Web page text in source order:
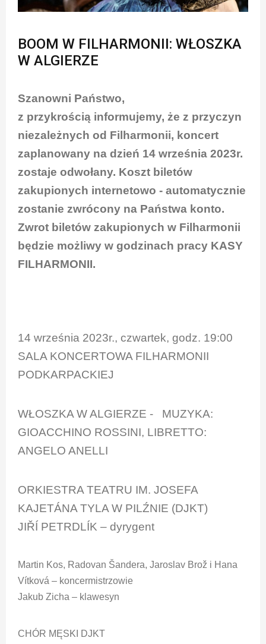
BOOM W FILHARMONII: WŁOSZKA
W ALGIERZE
Szanowni Państwo,
z przykrością informujemy, że z przyczyn
niezależnych od Filharmonii, koncert
zaplanowany na dzień 14 września 2023r.
zostaje odwołany. Koszt biletów
zakupionych internetowo - automatycznie
zostanie zwrócony na Państwa konto.
Zwrot biletów zakupionych w Filharmonii
będzie możliwy w godzinach pracy KASY
FILHARMONII.
14 września 2023r., czwartek, godz. 19:00
SALA KONCERTOWA FILHARMONII
PODKARPACKIEJ
WŁOSZKA W ALGIERZE - MUZYKA:
GIOACCHINO ROSSINI, LIBRETTO:
ANGELO ANELLI
ORKIESTRA TEATRU IM. JOSEFA
KAJETÁNA TYLA W PILŹNIE (DJKT)
JIŘÍ PETRDLÍK – dyrygent
Martin Kos, Radovan Šandera, Jaroslav Brož i Hana
Vítková – koncermistrzowie
Jakub Zicha – klawesyn
CHÓR MĘSKI DJKT